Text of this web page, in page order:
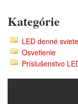
Kategórie
LED denné
Osvetlenie
Príslušenstvo